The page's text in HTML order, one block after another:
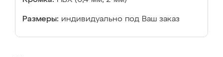
Размеры: индивидуально под Ваш заказ